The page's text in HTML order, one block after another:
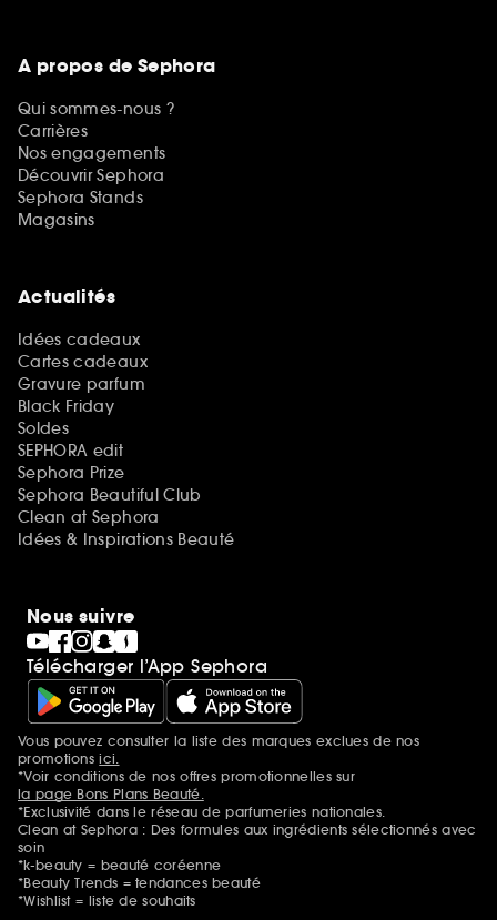
A propos de Sephora
Qui sommes-nous ?
Carrières
Nos engagements
Découvrir Sephora
Sephora Stands
Magasins
Actualités
Idées cadeaux
Cartes cadeaux
Gravure parfum
Black Friday
Soldes
SEPHORA edit
Sephora Prize
Sephora Beautiful Club
Clean at Sephora
Idées & Inspirations Beauté
Nous suivre
Télécharger l’App Sephora
Mentions additionnelles
Vous pouvez consulter la liste des marques exclues de nos
promotionsici.
*Voir conditions de nos offres promotionnelles sur
la page Bons Plans Beauté.
*Exclusivité dans le réseau de parfumeries nationales.
Clean at Sephora : Des formules aux ingrédients sélectionnés avec
soin
*k-beauty = beauté coréenne
*Beauty Trends = tendances beauté
*Wishlist = liste de souhaits